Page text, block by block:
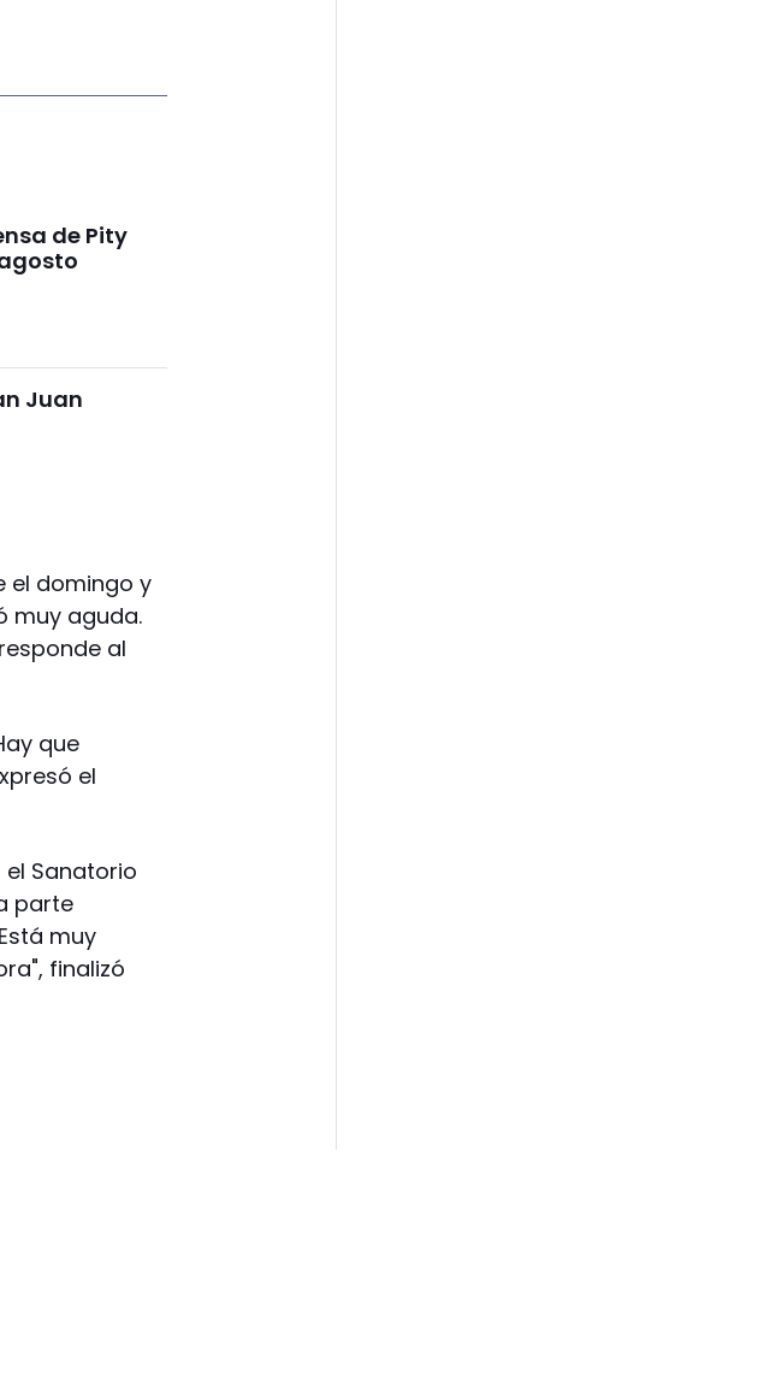
de Pity
Juan
el domingo y
muy aguda.
al
que
el
Sanatorio
parte
muy
finalizó